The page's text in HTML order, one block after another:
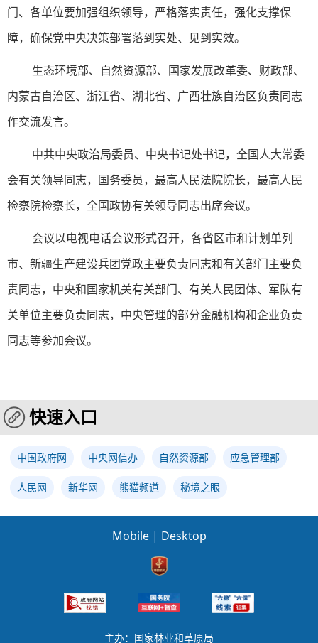
门、各单位要加强组织领导，严格落实责任，强化支撑保
障，确保党中央决策部署落到实处、见到实效。
生态环境部、自然资源部、国家发展改革委、财政部、
内蒙古自治区、浙江省、湖北省、广西壮族自治区负责同志
作交流发言。
中共中央政治局委员、中央书记处书记，全国人大常委
会有关领导同志，国务委员，最高人民法院院长，最高人民
检察院检察长，全国政协有关领导同志出席会议。
会议以电视电话会议形式召开，各省区市和计划单列
市、新疆生产建设兵团党政主要负责同志和有关部门主要负
责同志，中央和国家机关有关部门、有关人民团体、军队有
关单位主要负责同志，中央管理的部分金融机构和企业负责
同志等参加会议。
快速入口
中国政府网 中央网信办 自然资源部 应急管理部
人民网 新华网 熊猫频道 秘境之眼
Mobile | Desktop
主办：国家林业和草原局